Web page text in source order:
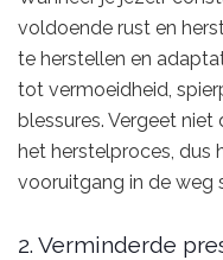
voldoende rust en
te herstellen en
tot vermoeidheid,
blessures. Vergeet
het herstelproces, dus
vooruitgang in de weg
2. Verminderde